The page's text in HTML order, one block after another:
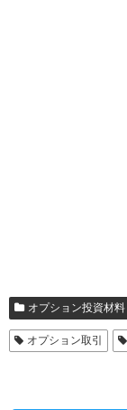
オプション投資材料
オプション取引